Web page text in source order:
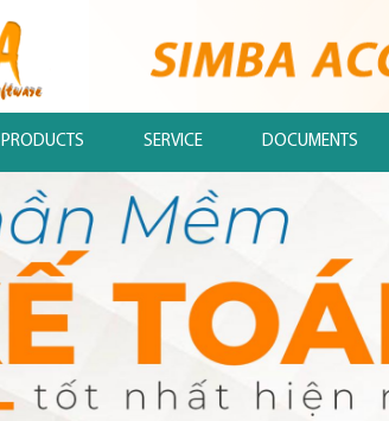
PRODUCTS SERVICE DOCUMENTS